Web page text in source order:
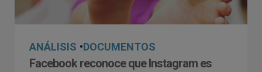
ANÁLISIS •DOCUMENTOS
Facebook reconoce que Instagram es